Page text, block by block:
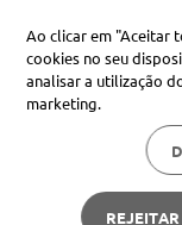
Procure no
Pesquisas mais comuns
xiaomi
Beleza e
Ao clicar em "Aceitar
cookies no seu
analisar a utilização
marketing.